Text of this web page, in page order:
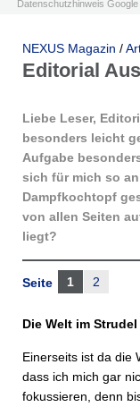
Datenschutzhinweis Google
NEXUS Magazin /
Editorial
Liebe Leser,
besonders leicht
Aufgabe
sich für mich so
Dampfkochtopf
von allen Seiten
liegt?
Seite 1 2
Die Welt im
Einerseits ist da die
dass ich mich gar
fokussieren, denn